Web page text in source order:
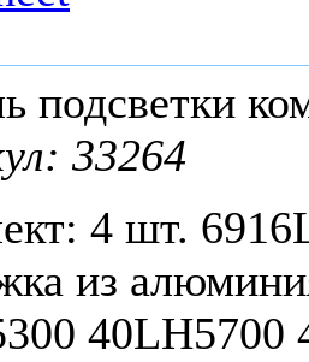
подсветки
33264
4 шт.
из
40LH5700